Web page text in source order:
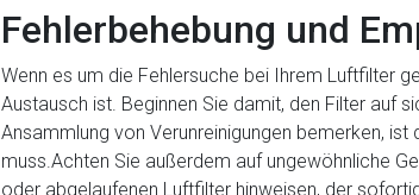
Fehlerbehebung und
Wenn es um die Fehlersuche bei Ihrem Luftfilter
Austausch ist. Beginnen Sie damit, den Filter auf
Ansammlung von Verunreinigungen bemerken,
muss.Achten Sie außerdem auf ungewöhnliche
oder abgelaufenen Luftfilter hinweisen, der